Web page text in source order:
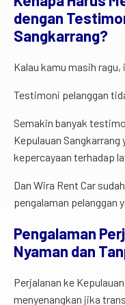
dengan
Sangkarrang?
Kalau kamu masih
Testimoni pelanggan
Semakin banyak
Kepulauan
kepercayaan terhadap
Dan Wira Rent Car
pengalaman pelanggan
Pengalaman
Nyaman dan
Perjalanan ke
menyenangkan jika